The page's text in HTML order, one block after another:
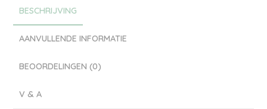
BESCHRIJVING
AANVULLENDE INFORMATIE
BEOORDELINGEN (0)
V & A